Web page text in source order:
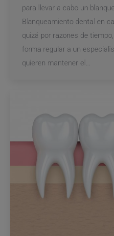
para llevar a cabo un
Blanqueamiento dental en
quizá por razones de
forma regular a un
quieren mantener el…